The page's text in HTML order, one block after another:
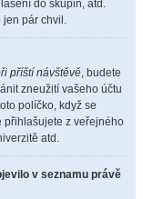
do skupin, atd.
jen pár chvil.
příští návštěvě, budete
zneužití vašeho účtu
políčko, když se
přihlašujete z veřejného
atd.
v seznamu právě